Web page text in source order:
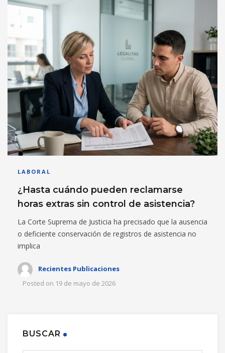
LABORAL
¿Hasta cuándo pueden reclamarse
horas extras sin control de asistencia?
La Corte Suprema de Justicia ha precisado que la ausencia
o deficiente conservación de registros de asistencia no
implica
Recientes Publicaciones
Posted on 19 de mayo de 2026
BUSCAR